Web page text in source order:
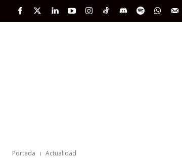
Portada Actualidad